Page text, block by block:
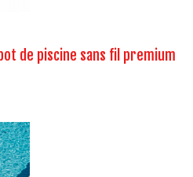
de piscine sans fil premium